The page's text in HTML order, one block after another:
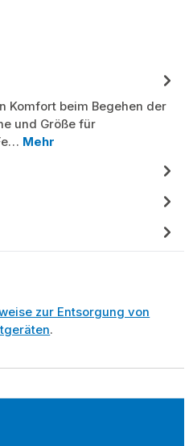
Komfort beim Begehen der
und Größe für
Mehr
zur Entsorgung von
.